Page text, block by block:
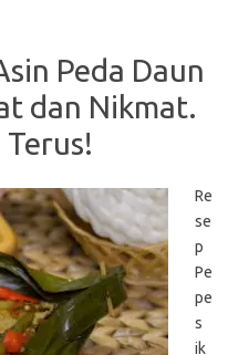
Peda Daun
dan Nikmat.
Re
se
p
Pe
pe
s
ik